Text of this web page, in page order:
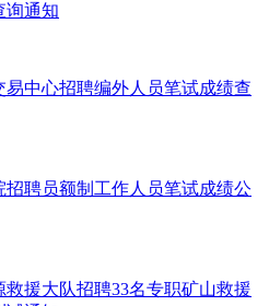
询通知
易中心招聘编外人员笔试成绩查
招聘员额制工作人员笔试成绩公
救援大队招聘33名专职矿山救援